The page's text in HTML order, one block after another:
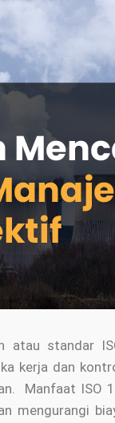
atau standar
kerja dan
Manfaat ISO
mengurangi